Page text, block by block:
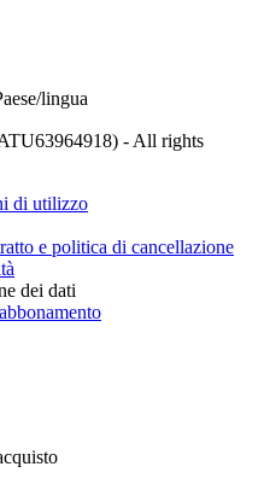
lingua
- All rights
di utilizzo
e politica di cancellazione
dei dati